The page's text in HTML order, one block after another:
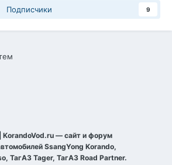
Подписчики 9
— сайт и форум
SsangYong Korando,
ТагАЗ Tager, ТагАЗ Road Partner.